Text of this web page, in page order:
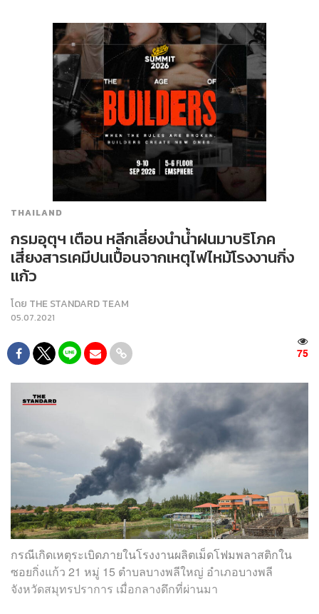
THAILAND
กรมอุตุฯ เตือน หลีกเลี่ยงนำน้ำฝนมาบริโภค
เสี่ยงสารเคมีปนเปื้อนจากเหตุไฟไหม้โรงงานกิ่ง
แก้ว
โดย THE STANDARD TEAM
05.07.2021
75
กรณีเกิดเหตุระเบิดภายในโรงงานผลิตเม็ดโฟมพลาสติกใน
ซอยกิ่งแก้ว 21 หมู่ 15 ตำบลบางพลีใหญ่ อำเภอบางพลี
จังหวัดสมุทรปราการ เมื่อกลางดึกที่ผ่านมา